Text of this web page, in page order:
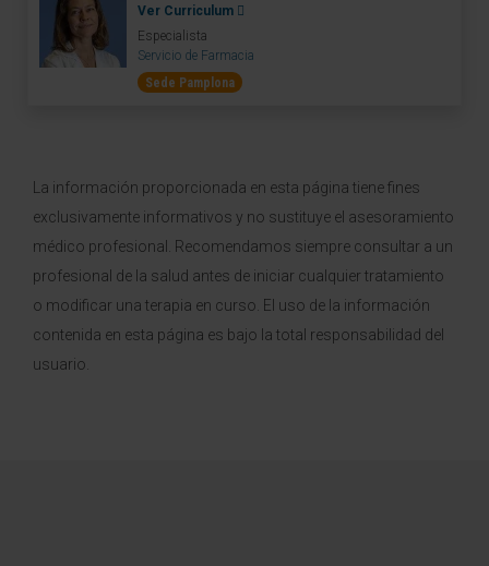
Ver Curriculum
Especialista
Servicio de Farmacia
Sede Pamplona
La información proporcionada en esta página tiene fines
exclusivamente informativos y no sustituye el asesoramiento
médico profesional. Recomendamos siempre consultar a un
profesional de la salud antes de iniciar cualquier tratamiento
o modificar una terapia en curso. El uso de la información
contenida en esta página es bajo la total responsabilidad del
usuario.